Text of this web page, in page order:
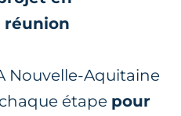
réunion
Nouvelle-Aquitaine
étape pour